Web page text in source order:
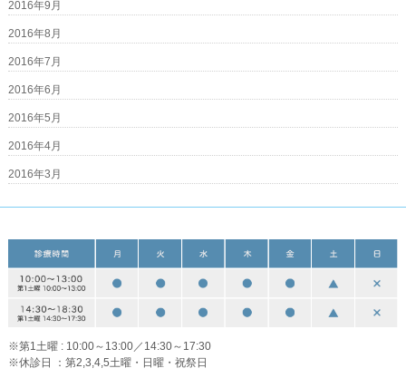
2016年9月
2016年8月
2016年7月
2016年6月
2016年5月
2016年4月
2016年3月
※第1土曜 : 10:00～13:00／14:30～17:30
※休診日 ：第2,3,4,5土曜・日曜・祝祭日